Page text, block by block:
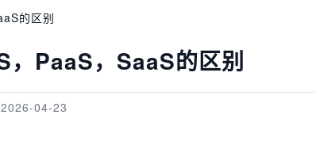
的区别
，PaaS，SaaS的区别
04-23